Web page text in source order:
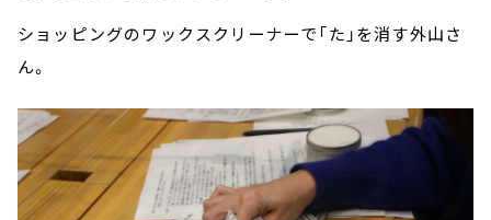
ショッピングのワックスクリーナーで「た」を消す外山さ
ん。